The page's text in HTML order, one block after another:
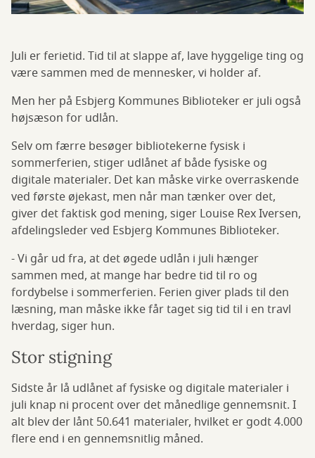
Juli er ferietid. Tid til at slappe af, lave hyggelige ting og
være sammen med de mennesker, vi holder af.
Men her på Esbjerg Kommunes Biblioteker er juli også
højsæson for udlån.
Selv om færre besøger bibliotekerne fysisk i
sommerferien, stiger udlånet af både fysiske og
digitale materialer. Det kan måske virke overraskende
ved første øjekast, men når man tænker over det,
giver det faktisk god mening, siger Louise Rex Iversen,
afdelingsleder ved Esbjerg Kommunes Biblioteker.
- Vi går ud fra, at det øgede udlån i juli hænger
sammen med, at mange har bedre tid til ro og
fordybelse i sommerferien. Ferien giver plads til den
læsning, man måske ikke får taget sig tid til i en travl
hverdag, siger hun.
Stor stigning
Sidste år lå udlånet af fysiske og digitale materialer i
juli knap ni procent over det månedlige gennemsnit. I
alt blev der lånt 50.641 materialer, hvilket er godt 4.000
flere end i en gennemsnitlig måned.